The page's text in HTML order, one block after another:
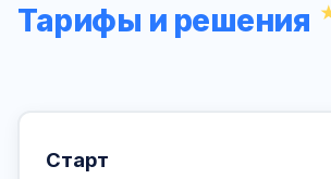
Тарифы и решения
Старт